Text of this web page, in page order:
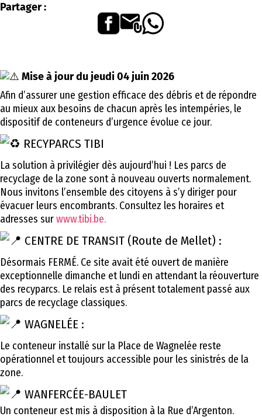
Partager :
Mise à jour du jeudi 04 juin 2026
Afin d’assurer une gestion efficace des débris et de répondre
au mieux aux besoins de chacun après les intempéries, le
dispositif de conteneurs d’urgence évolue ce jour.
RECYPARCS TIBI
La solution à privilégier dès aujourd’hui ! Les parcs de
recyclage de la zone sont à nouveau ouverts normalement.
Nous invitons l’ensemble des citoyens à s’y diriger pour
évacuer leurs encombrants. Consultez les horaires et
adresses surwww.tibi.be.
CENTRE DE TRANSIT (Route de Mellet) :
Désormais FERMÉ. Ce site avait été ouvert de manière
exceptionnelle dimanche et lundi en attendant la réouverture
des recyparcs. Le relais est à présent totalement passé aux
parcs de recyclage classiques.
WAGNELÉE :
Le conteneur installé sur la Place de Wagnelée reste
opérationnel et toujours accessible pour les sinistrés de la
zone.
WANFERCÉE-BAULET
Un conteneur est mis à disposition à la Rue d’Argenton.